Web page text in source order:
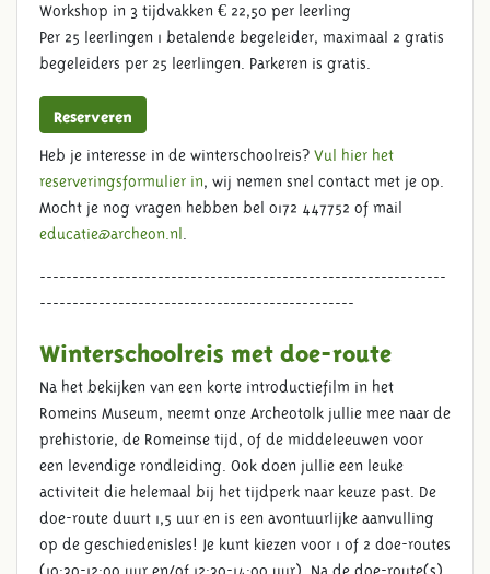
Workshop in 3 tijdvakken € 22,50 per leerling
Per 25 leerlingen 1 betalende begeleider, maximaal 2 gratis
begeleiders per 25 leerlingen. Parkeren is gratis.
Reserveren
Heb je interesse in de winterschoolreis? Vul hier het
reserveringsformulier in, wij nemen snel contact met je op.
Mocht je nog vragen hebben bel 0172 447752 of mail
educatie@archeon.nl .
--------------------------------------------------------------
------------------------------------------------
Winterschoolreis met doe-route
Na het bekijken van een korte introductiefilm in het
Romeins Museum, neemt onze Archeotolk jullie mee naar de
prehistorie, de Romeinse tijd, of de middeleeuwen voor
een levendige rondleiding. Ook doen jullie een leuke
activiteit die helemaal bij het tijdperk naar keuze past. De
doe-route duurt 1,5 uur en is een avontuurlijke aanvulling
op de geschiedenisles! Je kunt kiezen voor 1 of 2 doe-routes